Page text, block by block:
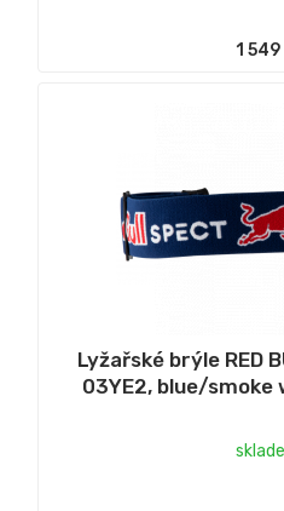
1 549
Lyžařské brýle RED
03YE2, blue/